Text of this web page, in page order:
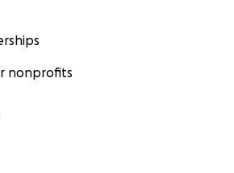
nonprofits